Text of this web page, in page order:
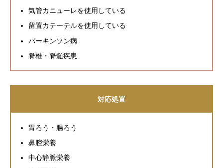
気管カニューレを使用している
留置カテーテルを使用している
パーキンソン病
脊椎・脊髄疾患
対応処置
胃ろう・腸ろう
鼻腔栄養
中心静脈栄養